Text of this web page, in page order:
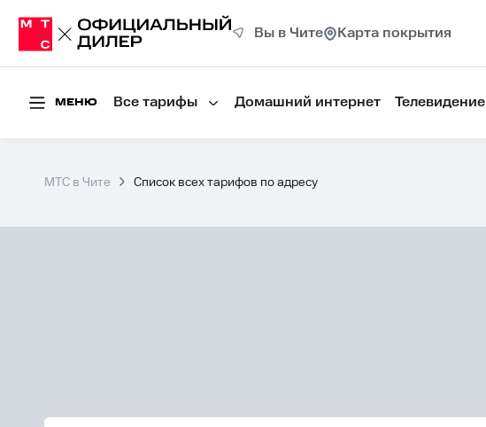
Вы в Чите Карта покрытия
МЕНЮ Все тарифы Домашний интернет Телевидение
МТС в Чите Список всех тарифов по адресу